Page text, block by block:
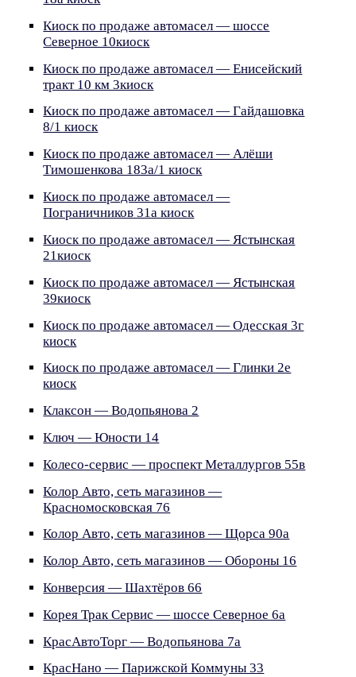
Киоск по продаже автомасел — шоссе
Северное 10киоск
Киоск по продаже автомасел — Енисейский
тракт 10 км 3киоск
Киоск по продаже автомасел — Гайдашовка
8/1 киоск
Киоск по продаже автомасел — Алёши
Тимошенкова 183а/1 киоск
Киоск по продаже автомасел —
Пограничников 31а киоск
Киоск по продаже автомасел — Ястынская
21киоск
Киоск по продаже автомасел — Ястынская
39киоск
Киоск по продаже автомасел — Одесская 3г
киоск
Киоск по продаже автомасел — Глинки 2е
киоск
Клаксон — Водопьянова 2
Ключ — Юности 14
Колесо-сервис — проспект Металлургов 55в
Колор Авто, сеть магазинов —
Красномосковская 76
Колор Авто, сеть магазинов — Щорса 90а
Колор Авто, сеть магазинов — Обороны 16
Конверсия — Шахтёров 66
Корея Трак Сервис — шоссе Северное 6а
КрасАвтоТорг — Водопьянова 7а
КрасНано — Парижской Коммуны 33